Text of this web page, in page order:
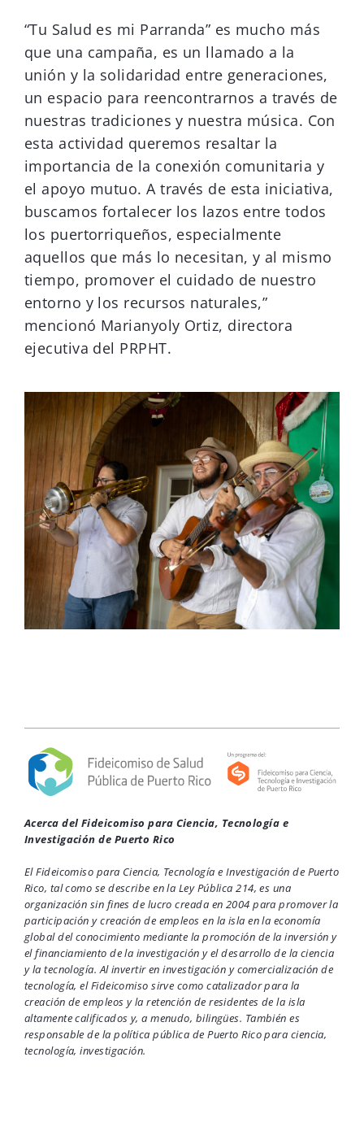
“Tu Salud es mi Parranda” es mucho más
que una campaña, es un llamado a la
unión y la solidaridad entre generaciones,
un espacio para reencontrarnos a través de
nuestras tradiciones y nuestra música. Con
esta actividad queremos resaltar la
importancia de la conexión comunitaria y
el apoyo mutuo. A través de esta iniciativa,
buscamos fortalecer los lazos entre todos
los puertorriqueños, especialmente
aquellos que más lo necesitan, y al mismo
tiempo, promover el cuidado de nuestro
entorno y los recursos naturales,”
mencionó Marianyoly Ortiz, directora
ejecutiva del PRPHT.
Acerca del Fideicomiso para Ciencia, Tecnología e
Investigación de Puerto Rico
El Fideicomiso para Ciencia, Tecnología e Investigación de Puerto
Rico, tal como se describe en la Ley Pública 214, es una
organización sin fines de lucro creada en 2004 para promover la
participación y creación de empleos en la isla en la economía
global del conocimiento mediante la promoción de la inversión y
el financiamiento de la investigación y el desarrollo de la ciencia
y la tecnología. Al invertir en investigación y comercialización de
tecnología, el Fideicomiso sirve como catalizador para la
creación de empleos y la retención de residentes de la isla
altamente calificados y, a menudo, bilingües. También es
responsable de la política pública de Puerto Rico para ciencia,
tecnología, investigación.